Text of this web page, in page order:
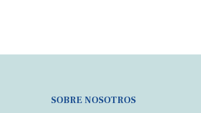
SOBRE NOSOTROS